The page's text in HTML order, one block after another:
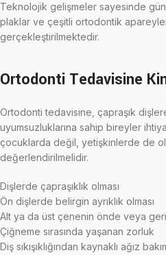
Teknolojik gelişmeler sayesinde
plaklar ve çeşitli ortodontik
gerçekleştirilmektedir.
Ortodonti Tedavisine
Ortodonti tedavisine, çapraşık
uyumsuzluklarına sahip bireyler
çocuklarda değil, yetişkinlerde de
değerlendirilmelidir.
Dişlerde çapraşıklık olması
Ön dişlerde belirgin ayrıklık olması
Alt ya da üst çenenin önde veya
Çiğneme sırasında yaşanan zorluk
Diş sıkışıklığından kaynaklı ağız